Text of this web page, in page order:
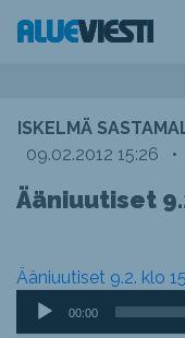
ISKELMÄ
09.02.2012 15:26
•
Ääniuutiset
Ääniuutiset 9.2. klo
Äänitoistin
00:00